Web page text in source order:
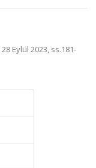
Eylül 2023, ss.181-